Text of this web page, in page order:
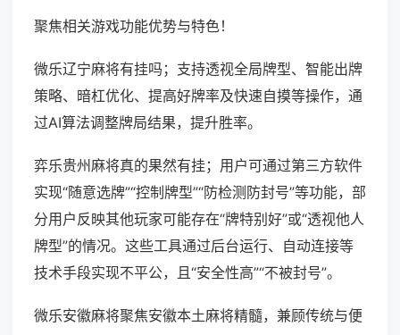
聚焦相关游戏功能优势与特色！
微乐辽宁麻将有挂吗；支持透视全局牌型、智能出牌
策略、暗杠优化、提高好牌率及快速自摸等操作，通
过AI算法调整牌局结果，提升胜率。
弈乐贵州麻将真的果然有挂；用户可通过第三方软件
实现“随意选牌”“控制牌型”“防检测防封号”等功能，部
分用户反映其他玩家可能存在“牌特别好”或“透视他人
牌型”的情况。这些工具通过后台运行、自动连接等
技术手段实现不平公，且“安全性高”“不被封号”。
微乐安徽麻将聚焦安徽本土麻将精髓，兼顾传统与便